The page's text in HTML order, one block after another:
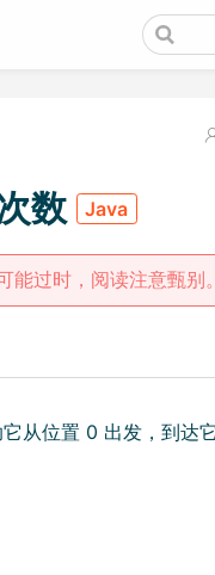
数 Java
能过时，阅读注意甄别。
从位置 0 出发，到达它